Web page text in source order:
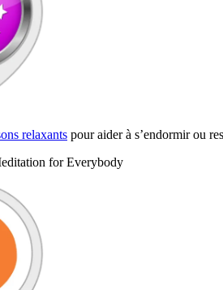
relaxants pour aider à s’endormir ou
for Everybody